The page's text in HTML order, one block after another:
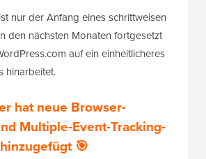
nur der Anfang eines schrittweisen
den nächsten Monaten fortgesetzt
auf ein einheitlicheres
hinarbeitet.
hat neue Browser-
Multiple-Event-Tracking-
🎯